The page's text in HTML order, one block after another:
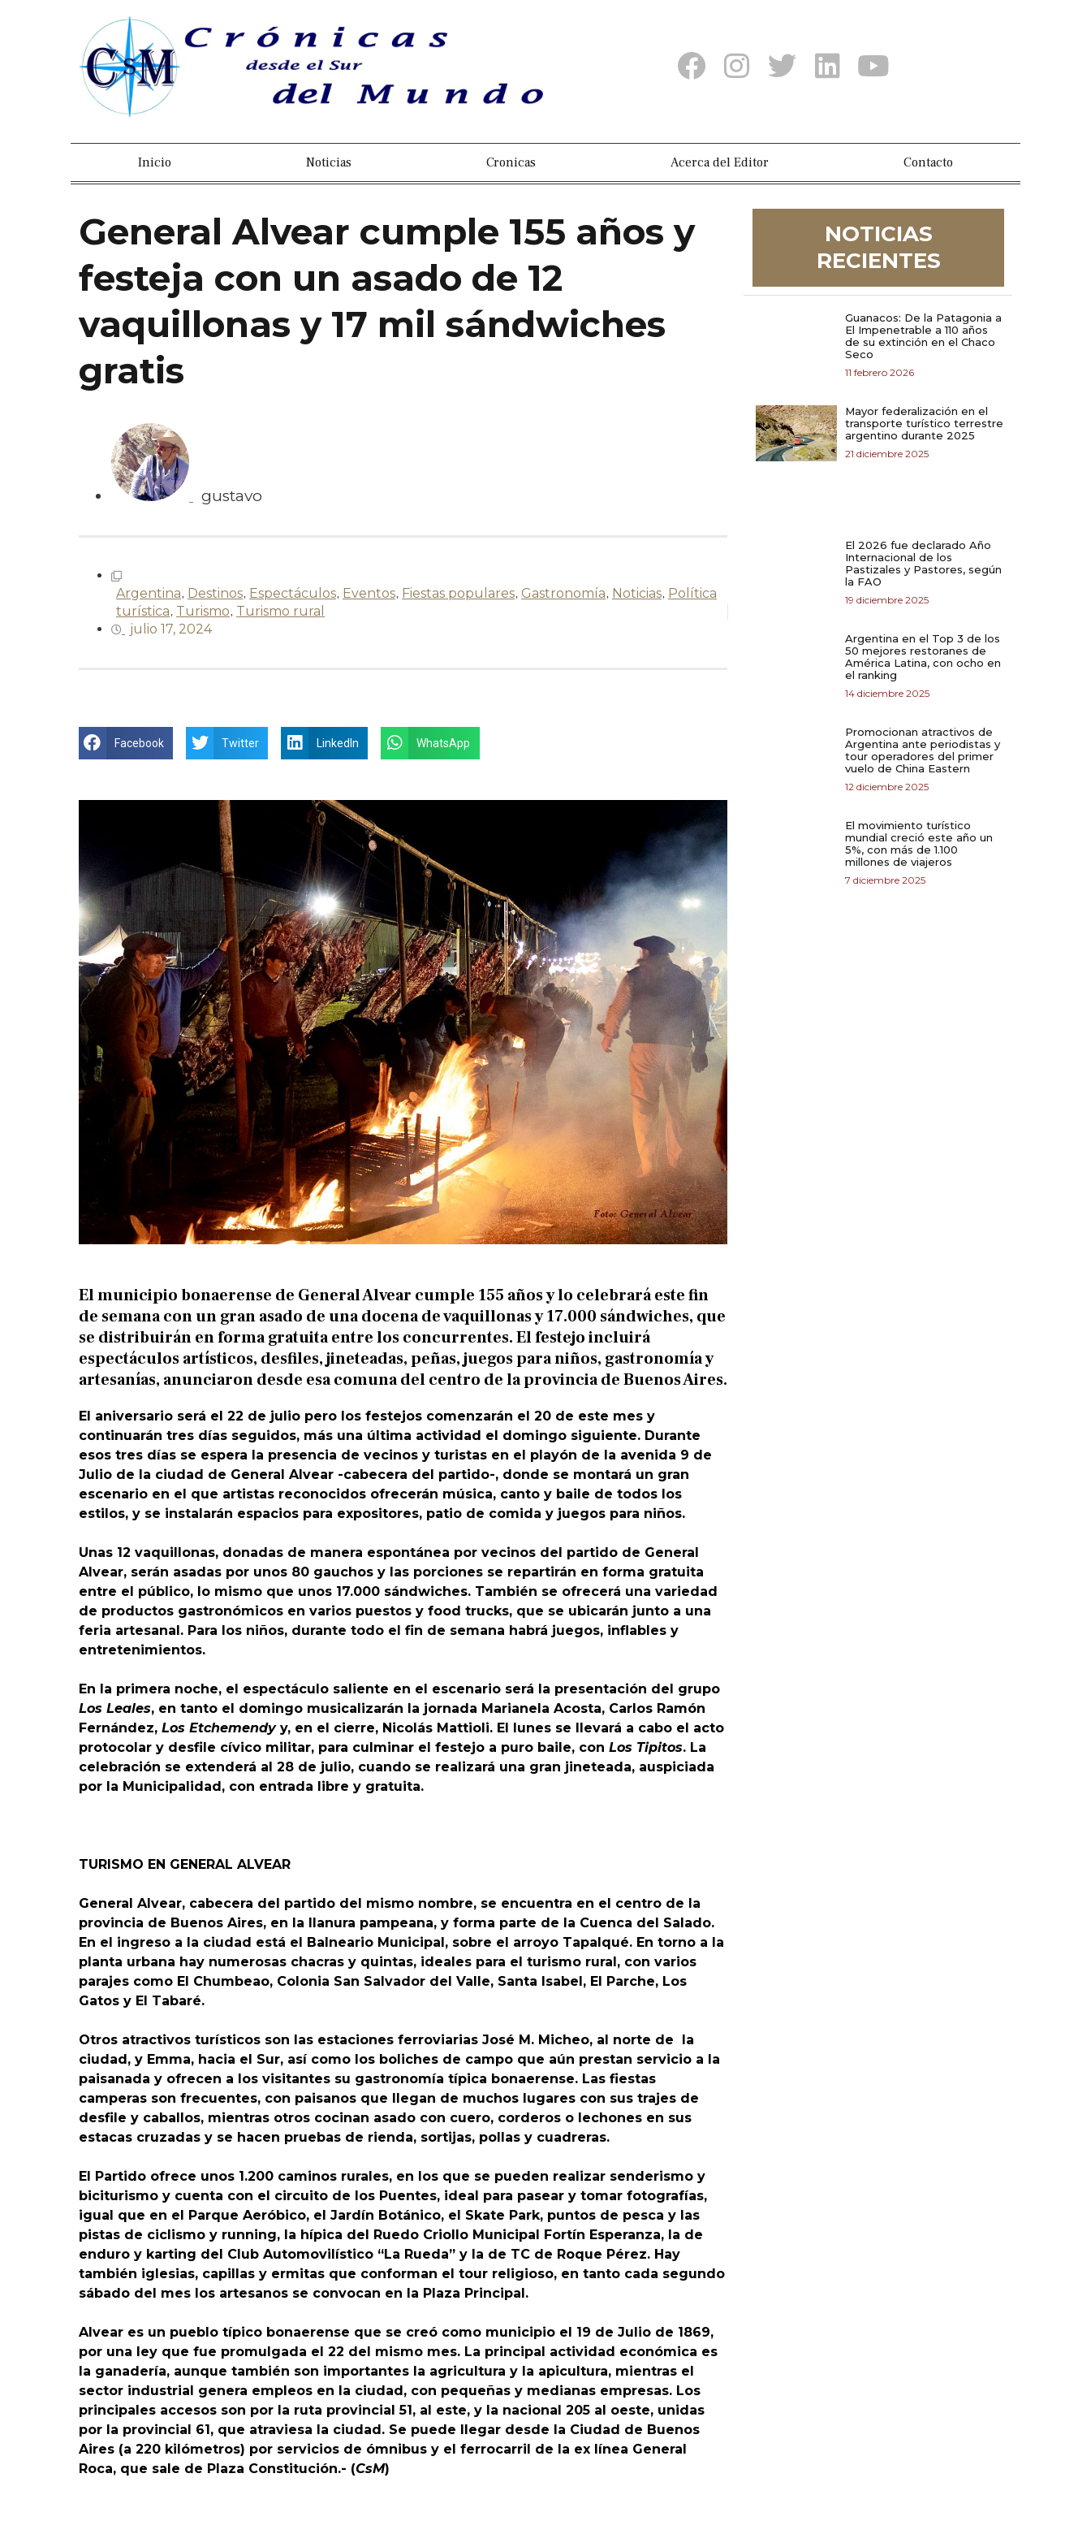
Inicio Noticias Cronicas Acerca del Editor Contacto
General Alvear cumple 155 años y
festeja con un asado de 12
vaquillonas y 17 mil sándwiches
gratis
gustavo
Argentina, Destinos, Espectáculos, Eventos, Fiestas populares, Gastronomía, Noticias, Política
turística, Turismo, Turismo rural
julio 17, 2024
Facebook Twitter LinkedIn WhatsApp
El municipio bonaerense de General Alvear cumple 155 años y lo celebrará este fin
de semana con un gran asado de una docena de vaquillonas y 17.000 sándwiches, que
se distribuirán en forma gratuita entre los concurrentes. El festejo incluirá
espectáculos artísticos, desfiles, jineteadas, peñas, juegos para niños, gastronomía y
artesanías, anunciaron desde esa comuna del centro de la provincia de Buenos Aires.
El aniversario será el 22 de julio pero los festejos comenzarán el 20 de este mes y
continuarán tres días seguidos, más una última actividad el domingo siguiente. Durante
esos tres días se espera la presencia de vecinos y turistas en el playón de la avenida 9 de
Julio de la ciudad de General Alvear -cabecera del partido-, donde se montará un gran
escenario en el que artistas reconocidos ofrecerán música, canto y baile de todos los
estilos, y se instalarán espacios para expositores, patio de comida y juegos para niños.
Unas 12 vaquillonas, donadas de manera espontánea por vecinos del partido de General
Alvear, serán asadas por unos 80 gauchos y las porciones se repartirán en forma gratuita
entre el público, lo mismo que unos 17.000 sándwiches. También se ofrecerá una variedad
de productos gastronómicos en varios puestos y food trucks, que se ubicarán junto a una
feria artesanal. Para los niños, durante todo el fin de semana habrá juegos, inflables y
entretenimientos.
En la primera noche, el espectáculo saliente en el escenario será la presentación del grupo
Los Leales, en tanto el domingo musicalizarán la jornada Marianela Acosta, Carlos Ramón
Fernández, Los Etchemendyy, en el cierre, Nicolás Mattioli. El lunes se llevará a cabo el acto
protocolar y desfile cívico militar, para culminar el festejo a puro baile, con Los Tipitos. La
celebración se extenderá al 28 de julio, cuando se realizará una gran jineteada, auspiciada
por la Municipalidad, con entrada libre y gratuita.
TURISMO EN GENERAL ALVEAR
General Alvear, cabecera del partido del mismo nombre, se encuentra en el centro de la
provincia de Buenos Aires, en la llanura pampeana, y forma parte de la Cuenca del Salado.
En el ingreso a la ciudad está el Balneario Municipal, sobre el arroyo Tapalqué. En torno a la
planta urbana hay numerosas chacras y quintas, ideales para el turismo rural, con varios
parajes como El Chumbeao, Colonia San Salvador del Valle, Santa Isabel, El Parche, Los
Gatos y El Tabaré.
Otros atractivos turísticos son las estaciones ferroviarias José M. Micheo, al norte de la
ciudad, y Emma, hacia el Sur, así como los boliches de campo que aún prestan servicio a la
paisanada y ofrecen a los visitantes su gastronomía típica bonaerense. Las fiestas
camperas son frecuentes, con paisanos que llegan de muchos lugares con sus trajes de
desfile y caballos, mientras otros cocinan asado con cuero, corderos o lechones en sus
estacas cruzadas y se hacen pruebas de rienda, sortijas, pollas y cuadreras.
El Partido ofrece unos 1.200 caminos rurales, en los que se pueden realizar senderismo y
biciturismo y cuenta con el circuito de los Puentes, ideal para pasear y tomar fotografías,
igual que en el Parque Aeróbico, el Jardín Botánico, el Skate Park, puntos de pesca y las
pistas de ciclismo y running, la hípica del Ruedo Criollo Municipal Fortín Esperanza, la de
enduro y karting del Club Automovilístico “La Rueda” y la de TC de Roque Pérez. Hay
también iglesias, capillas y ermitas que conforman el tour religioso, en tanto cada segundo
sábado del mes los artesanos se convocan en la Plaza Principal.
Alvear es un pueblo típico bonaerense que se creó como municipio el 19 de Julio de 1869,
por una ley que fue promulgada el 22 del mismo mes. La principal actividad económica es
la ganadería, aunque también son importantes la agricultura y la apicultura, mientras el
sector industrial genera empleos en la ciudad, con pequeñas y medianas empresas. Los
principales accesos son por la ruta provincial 51, al este, y la nacional 205 al oeste, unidas
por la provincial 61, que atraviesa la ciudad. Se puede llegar desde la Ciudad de Buenos
Aires (a 220 kilómetros) por servicios de ómnibus y el ferrocarril de la ex línea General
Roca, que sale de Plaza Constitución.- (CsM)
NOTICIAS
RECIENTES
Guanacos: De la Patagonia a
El Impenetrable a 110 años
de su extinción en el Chaco
Seco
11 febrero 2026
Mayor federalización en el
transporte turístico terrestre
argentino durante 2025
21 diciembre 2025
El 2026 fue declarado Año
Internacional de los
Pastizales y Pastores, según
la FAO
19 diciembre 2025
Argentina en el Top 3 de los
50 mejores restoranes de
América Latina, con ocho en
el ranking
14 diciembre 2025
Promocionan atractivos de
Argentina ante periodistas y
tour operadores del primer
vuelo de China Eastern
12 diciembre 2025
El movimiento turístico
mundial creció este año un
5%, con más de 1.100
millones de viajeros
7 diciembre 2025